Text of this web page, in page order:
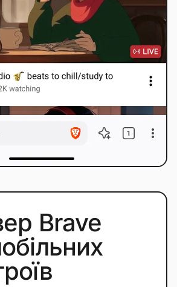
Brave